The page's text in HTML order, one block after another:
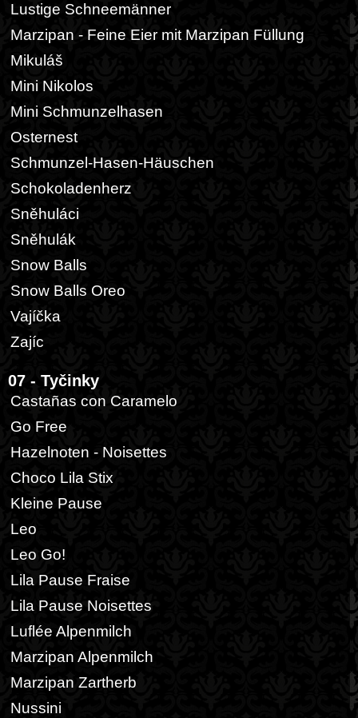
Lustige Schneemänner
Marzipan - Feine Eier mit Marzipan Füllung
Mikuláš
Mini Nikolos
Mini Schmunzelhasen
Osternest
Schmunzel-Hasen-Häuschen
Schokoladenherz
Sněhuláci
Sněhulák
Snow Balls
Snow Balls Oreo
Vajíčka
Zajíc
07 - Tyčinky
Castañas con Caramelo
Go Free
Hazelnoten - Noisettes
Choco Lila Stix
Kleine Pause
Leo
Leo Go!
Lila Pause Fraise
Lila Pause Noisettes
Luflée Alpenmilch
Marzipan Alpenmilch
Marzipan Zartherb
Nussini